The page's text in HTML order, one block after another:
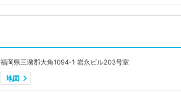
福岡県三潴郡大角1094-1 岩永ビル203号室
地図